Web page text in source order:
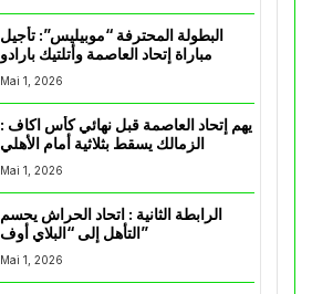
البطولة المحترفة “موبيليس”: تأجيل
مباراة إتحاد العاصمة وأتلتيك بارادو
Mai 1, 2026
يهم إتحاد العاصمة قبل نهائي كأس اكاف :
Mai 1, 2026
الرابطة الثانية : اتحاد الحراش يحسم
التأهل إلى “البلاي أوف”
Mai 1, 2026